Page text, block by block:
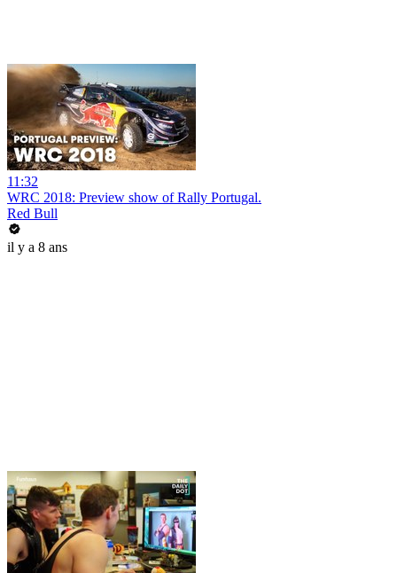
11:32
WRC 2018: Preview show of Rally Portugal.
Red Bull
il y a 8 ans